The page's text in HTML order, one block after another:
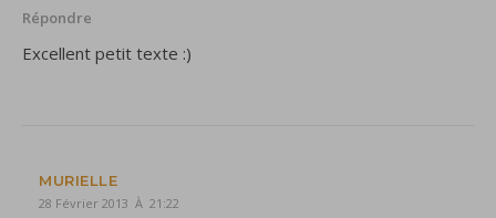
Répondre
Excellent petit texte :)
MURIELLE
28 Février 2013 À 21:22